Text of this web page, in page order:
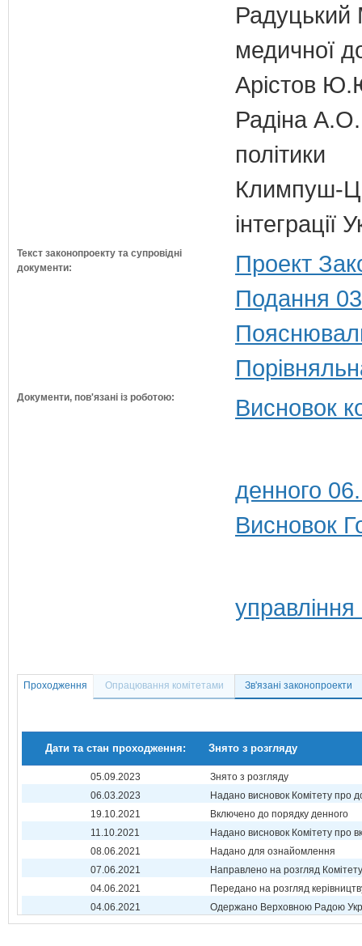
Радуцький
медичної
Арістов
Радіна А.О.
політики
Климпуш-
Текст законопроекту та супровідні
документи:
Проект
Подання
Документи, пов'язані із роботою: Висновок
денного
Висновок
Проходження Опрацювання комітетами Зв'язані законопроекти
Дати та стан проходження: Знято з розгляду
05.09.2023
Знято з розгляду
06.03.2023
Надано висновок Комітету про
19.10.2021
Включено до порядку денного
11.10.2021
Надано висновок Комітету про
08.06.2021
Надано для ознайомлення
07.06.2021
Направлено на розгляд Комітету
04.06.2021
Передано на розгляд
04.06.2021
Одержано Верховною Радою